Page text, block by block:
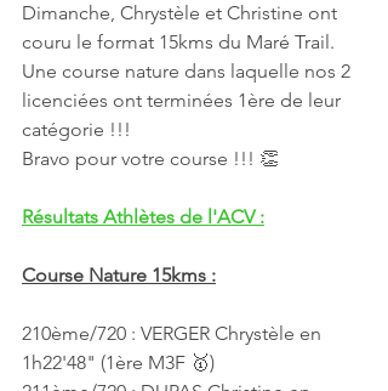
Dimanche, Chrystèle et Christine ont
couru le format 15kms du Maré Trail.
Une course nature dans laquelle nos 2
licenciées ont terminées 1ère de leur
catégorie !!!
Bravo pour votre course !!! 👏
Résultats Athlètes de l'ACV :
Course Nature 15kms :
210ème/720 : VERGER Chrystèle en
1h22'48" (1ère M3F 🥇)